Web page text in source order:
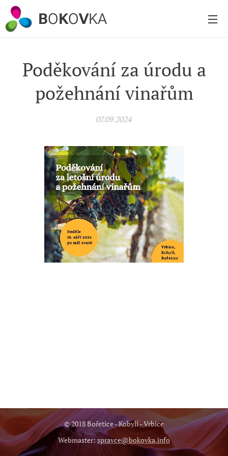
BOKOVKA
Poděkování za úrodu a
požehnání vinařům
07.09.2024
© 2018 Bořetice - Kobylí - Vrbice
Webmaster: spravce@bokovka.info